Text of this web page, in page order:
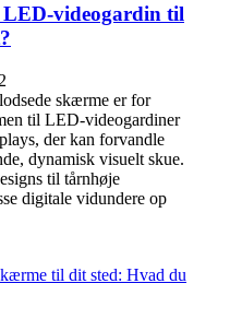
LED-videogardin til
skærme er for
til LED-videogardiner
der kan forvandle
dynamisk visuelt skue.
til tårnhøje
digitale vidundere op